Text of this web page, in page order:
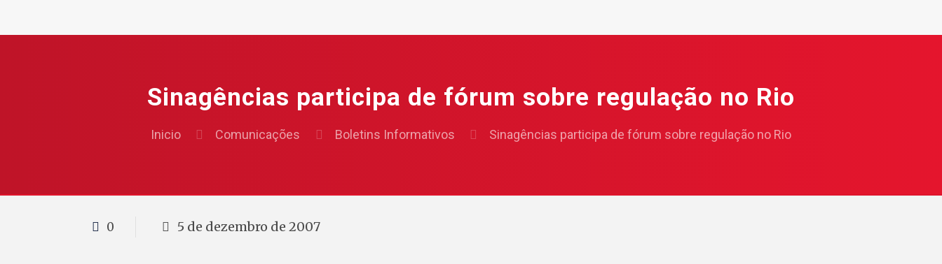
Sinagências participa de fórum sobre regulação no Rio
Inicio Comunicações Boletins Informativos Sinagências participa de fórum sobre regulação no Rio
0 5 de dezembro de 2007